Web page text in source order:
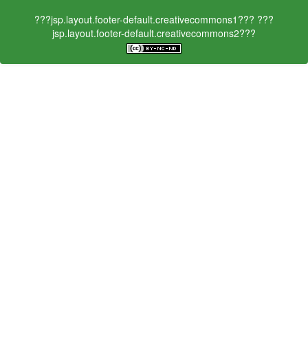
???jsp.layout.footer-default.creativecommons1??? ???
jsp.layout.footer-default.creativecommons2???